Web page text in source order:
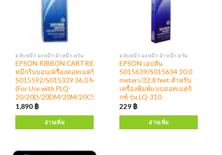
ตลับหมึก ผงหมึก ผ้าหมึก ดรัม
EPSON RIBBON CARTRIDGE เอปสัน ตลับ
หมึกริบบอนเครื่องดอทเมตริกซ์
S015592/S015339 36.0 Meters/118.0 feet
(For Use with PLQ-
20/20D/20DM/20M/20CS/22CSM/30/30M)
1,890 ฿
อ่านเพิ่ม
ตลับหมึก ผงหมึก ผ้าหมึก ดรัม
EPSON เอปสัน
S015639/S015634 10.0
meters/32.8 feet สำหรับ
เครื่องพิมพ์แบบดอทเมตริ
กซ์ รุ่น LQ-310
229 ฿
อ่านเพิ่ม